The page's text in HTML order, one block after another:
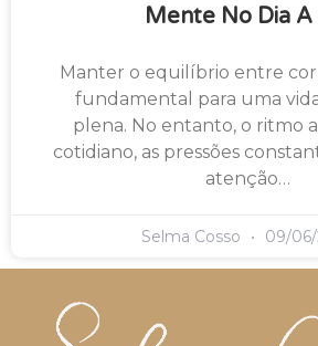
Mente No Dia A
Manter o equilíbrio entre
fundamental para uma
plena. No entanto, o ritmo
cotidiano, as pressões
atenção…
Selma Cosso 09/